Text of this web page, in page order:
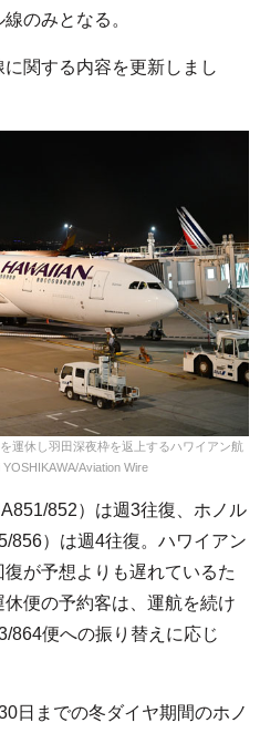
のみとなる。
関する内容を更新しまし
運休し羽田深夜枠を返上するハワイアン航
Aviation Wire
852）は週3往復、ホノル
856）は週4往復。ハワイアン
が予想よりも遅れているた
便の予約客は、運航を続け
864便への振り替えに応じ
日までの冬ダイヤ期間のホノ